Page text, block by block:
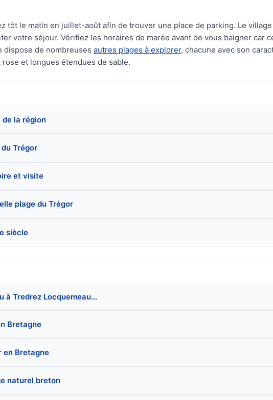
tôt le matin en juillet-août afin de trouver une place de parking. Le
votre séjour. Vérifiez les horaires de marée avant de vous baigner car
dispose de nombreuses autres plages à explorer, chacune avec son
et longues étendues de sable.
la région
Trégor
et visite
plage du Trégor
siècle
à Tredrez Locquemeau...
Bretagne
en Bretagne
naturel breton